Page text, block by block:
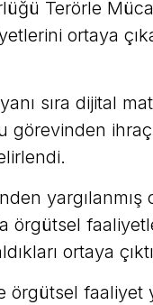
Terörle
ortaya
sıra dijital
görevinden
yargılanmış
örgütsel
ortaya
örgütsel faaliyet